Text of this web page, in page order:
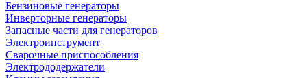
Бензиновые генераторы
Инверторные генераторы
Запасные части для генераторов
Электроинструмент
Сварочные приспособления
Электрододержатели